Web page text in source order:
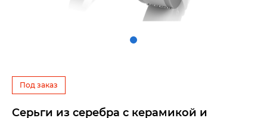
Под заказ
Серьги из серебра с керамикой и